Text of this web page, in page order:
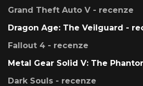
Grand Theft Auto V - recenze
Dragon Age: The Veilguard -
Fallout 4 - recenze
Metal Gear Solid V: The
Dark Souls - recenze